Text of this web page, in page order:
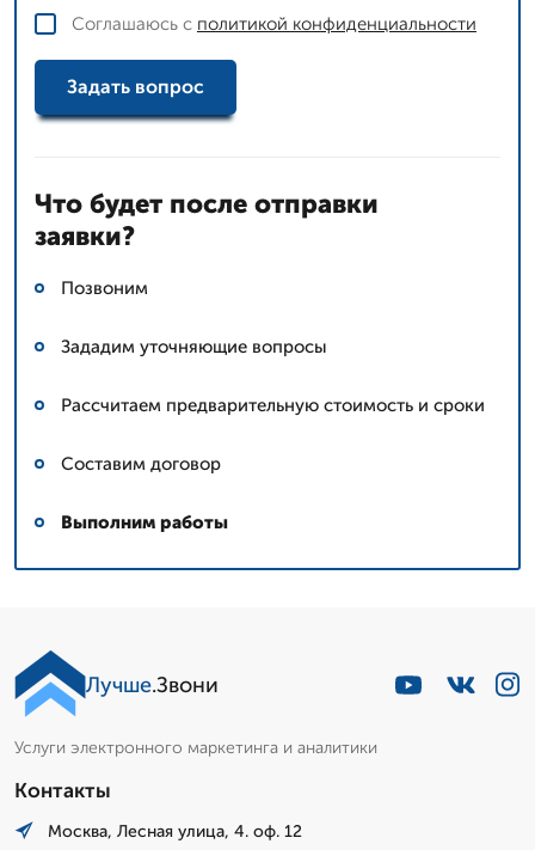
Соглашаюсь с политикой конфиденциальности
Задать вопрос
Что будет после отправки
заявки?
Позвоним
Зададим уточняющие вопросы
Рассчитаем предварительную стоимость и сроки
Составим договор
Выполним работы
Лучше.Звони
Услуги электронного маркетинга и аналитики
Контакты
Москва, Лесная улица, 4. оф. 12